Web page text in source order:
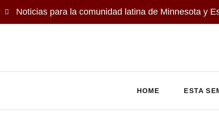
Noticias para la comunidad latina de Minnesota y
HOME ESTA